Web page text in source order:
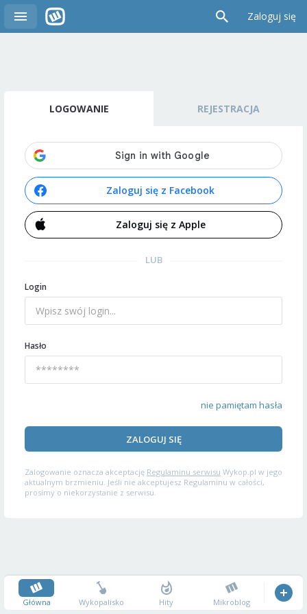
Zaloguj się
LOGOWANIE REJESTRACJA
Zaloguj się z Facebook
Zaloguj się z Apple
LUB
Login
Hasło
nie pamiętam hasła
ZALOGUJ SIĘ
Zalogowanie oznacza akceptację Regulaminu serwisu Wykop.pl w jego
aktualnym brzmieniu. Jeśli nie akceptujesz Regulaminu w całości,
prosimy o niekorzystanie z serwisu.
Główna Wykopalisko Hity Mikroblog